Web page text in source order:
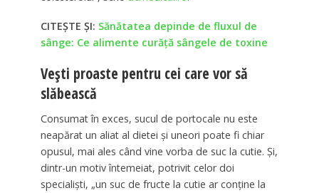
CITEȘTE ȘI: Sănătatea depinde de fluxul de
sânge: Ce alimente curăță sângele de toxine
Vești proaste pentru cei care vor să
slăbească
Consumat în exces, sucul de portocale nu este
neapărat un aliat al dietei și uneori poate fi chiar
opusul, mai ales când vine vorba de suc la cutie. Și,
dintr-un motiv întemeiat, potrivit celor doi
specialiști, „un suc de fructe la cutie ar conține la